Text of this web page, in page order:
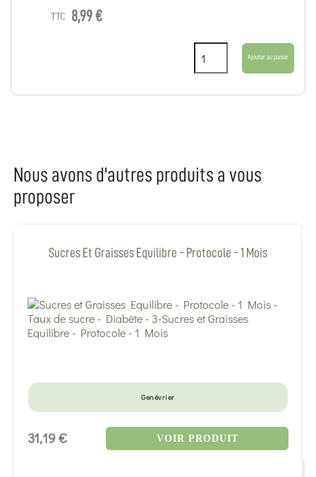
TTC 8,99 €
Ajouter au panier
Nous avons d'autres produits a vous
proposer
Sucres Et Graisses Equilibre - Protocole - 1 Mois
Genévrier
31,19 € VOIR PRODUIT